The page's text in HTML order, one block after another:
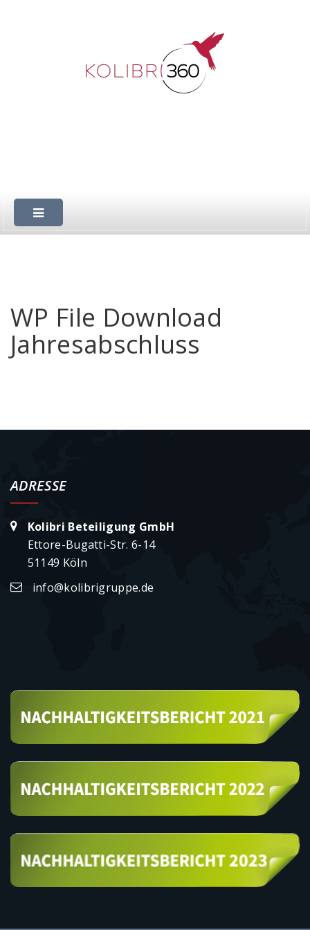
WP File Download
Jahresabschluss
ADRESSE
Kolibri Beteiligung GmbH
Ettore-Bugatti-Str. 6-14
51149 Köln
info@kolibrigruppe.de